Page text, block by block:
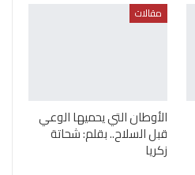
مقالات
الأوطان التي يحميها الوعي
قبل السلاح.. بقلم: شحاتة
زكريا